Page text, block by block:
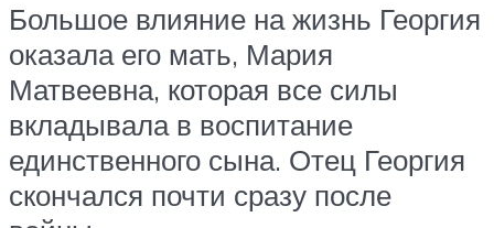
Большое влияние на жизнь Георгия
оказала его мать, Мария
Матвеевна, которая все силы
вкладывала в воспитание
единственного сына. Отец Георгия
скончался почти сразу после